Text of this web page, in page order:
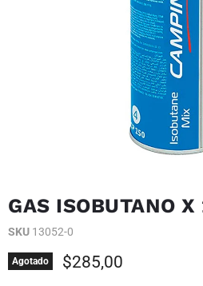
GAS ISOBUTANO
SKU 13052-0
Agotado Precio actual
$285,00